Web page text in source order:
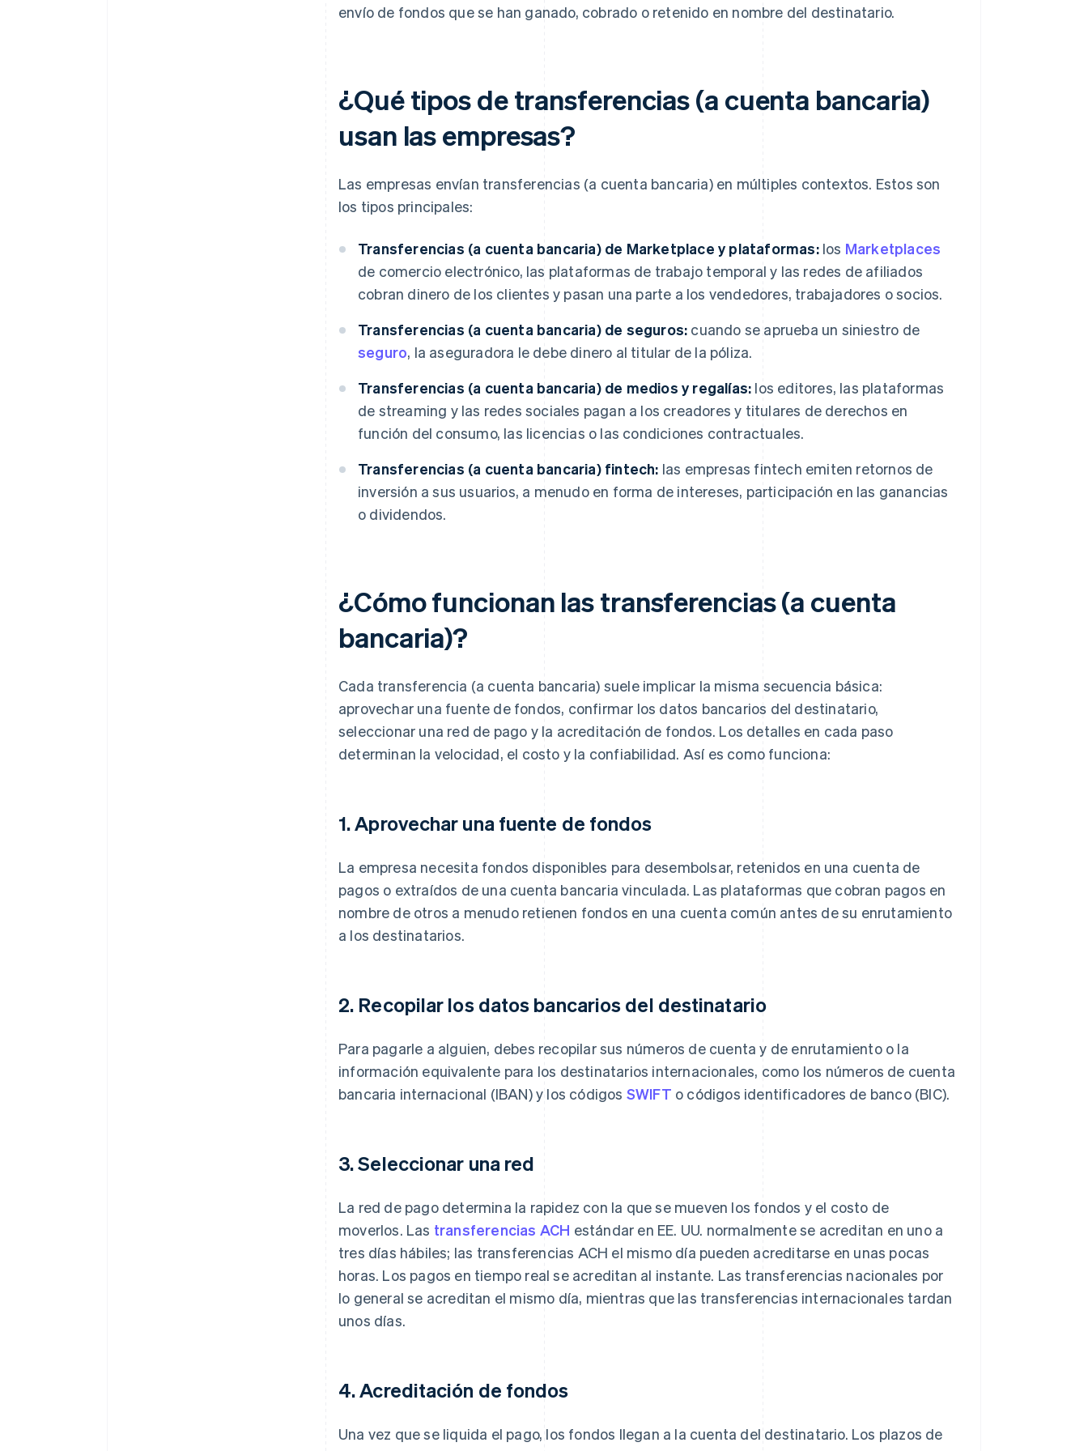
envío de fondos que se han ganado, cobrado o retenido en nombre del destinatario.
¿Qué tipos de transferencias (a cuenta bancaria)
usan las empresas?
Las empresas envían transferencias (a cuenta bancaria) en múltiples contextos. Estos son
los tipos principales:
Transferencias (a cuenta bancaria) de Marketplace y plataformas:los Marketplaces
de comercio electrónico, las plataformas de trabajo temporal y las redes de afiliados
cobran dinero de los clientes y pasan una parte a los vendedores, trabajadores o socios.
Transferencias (a cuenta bancaria) de seguros: cuando se aprueba un siniestro de
seguro, la aseguradora le debe dinero al titular de la póliza.
Transferencias (a cuenta bancaria) de medios y regalías: los editores, las plataformas
de streaming y las redes sociales pagan a los creadores y titulares de derechos en
función del consumo, las licencias o las condiciones contractuales.
Transferencias (a cuenta bancaria) fintech: las empresas fintech emiten retornos de
inversión a sus usuarios, a menudo en forma de intereses, participación en las ganancias
o dividendos.
¿Cómo funcionan las transferencias (a cuenta
bancaria)?
Cada transferencia (a cuenta bancaria) suele implicar la misma secuencia básica:
aprovechar una fuente de fondos, confirmar los datos bancarios del destinatario,
seleccionar una red de pago y la acreditación de fondos. Los detalles en cada paso
determinan la velocidad, el costo y la confiabilidad. Así es como funciona:
1. Aprovechar una fuente de fondos
La empresa necesita fondos disponibles para desembolsar, retenidos en una cuenta de
pagos o extraídos de una cuenta bancaria vinculada. Las plataformas que cobran pagos en
nombre de otros a menudo retienen fondos en una cuenta común antes de su enrutamiento
a los destinatarios.
2. Recopilar los datos bancarios del destinatario
Para pagarle a alguien, debes recopilar sus números de cuenta y de enrutamiento o la
información equivalente para los destinatarios internacionales, como los números de cuenta
bancaria internacional (IBAN) y los códigos SWIFT o códigos identificadores de banco (BIC).
3. Seleccionar una red
La red de pago determina la rapidez con la que se mueven los fondos y el costo de
moverlos. Las transferencias ACH estándar en EE. UU. normalmente se acreditan en uno a
tres días hábiles; las transferencias ACH el mismo día pueden acreditarse en unas pocas
horas. Los pagos en tiempo real se acreditan al instante. Las transferencias nacionales por
lo general se acreditan el mismo día, mientras que las transferencias internacionales tardan
unos días.
4. Acreditación de fondos
Una vez que se liquida el pago, los fondos llegan a la cuenta del destinatario. Los plazos de